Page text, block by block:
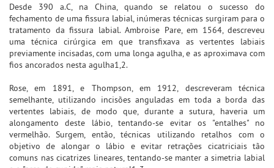
Desde 390 a.C, na China, quando se relatou o sucesso do
fechamento de uma fissura labial, inúmeras técnicas surgiram para o
tratamento da fissura labial. Ambroise Pare, em 1564, descreveu
uma técnica cirúrgica em que transfixava as vertentes labiais
previamente incisadas, com uma longa agulha, e as aproximava com
fios ancorados nesta agulha1,2.
Rose, em 1891, e Thompson, em 1912, descreveram técnica
semelhante, utilizando incisões anguladas em toda a borda das
vertentes labiais, de modo que, durante a sutura, haveria um
alongamento deste lábio, tentando-se evitar os "entalhes" no
vermelhão. Surgem, então, técnicas utilizando retalhos com o
objetivo de alongar o lábio e evitar retrações cicatriciais tão
comuns nas cicatrizes lineares, tentando-se manter a simetria labial